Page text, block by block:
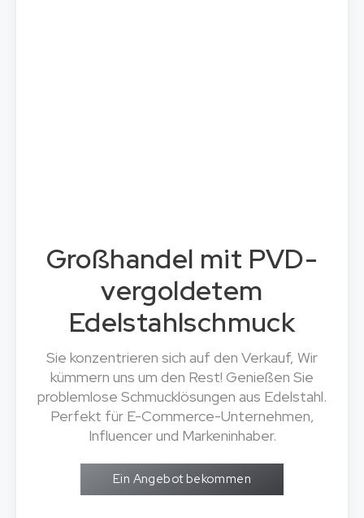
Großhandel mit PVD-
vergoldetem
Edelstahlschmuck
Sie konzentrieren sich auf den Verkauf, Wir
kümmern uns um den Rest! Genießen Sie
problemlose Schmucklösungen aus Edelstahl.
Perfekt für E-Commerce-Unternehmen,
Influencer und Markeninhaber.
Ein Angebot bekommen